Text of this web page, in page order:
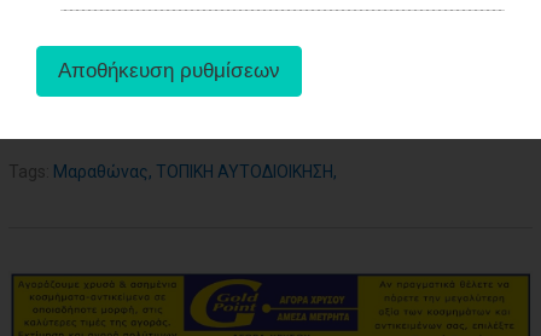
aboutus
Tags: Μαραθώνας, ΤΟΠΙΚΗ ΑΥΤΟΔΙΟΙΚΗΣΗ,